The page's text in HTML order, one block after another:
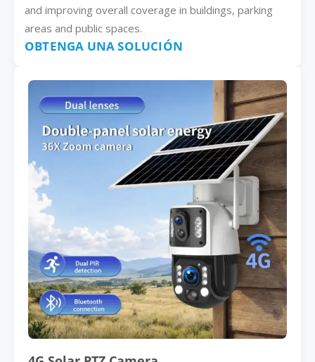
and improving overall coverage in buildings, parking
areas and public spaces.
OBTENGA UNA SOLUCIÓN